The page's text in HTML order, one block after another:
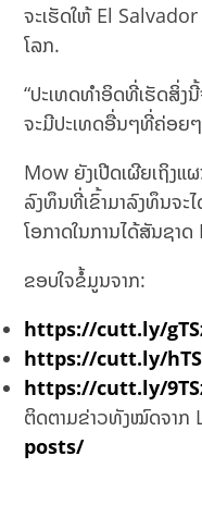
ຈະເຮັດໃຫ້ El Salvador
ໂລກ.
“ປະເທດທຳອິດທີ່ເຮັດສິ່ງ
ຈະມີປະເທດອື່ນໆທີ່ຄ່ອຍ
Mow ຍັງເປີດເຜີຍເຖິງ
ລົງທຶນທີ່ເຂົ້າມາລົງທຶນຈະ
ໂອກາດໃນການໄດ້ສັນຊາ
ຂອບໃຈຂໍ້ມູນຈາກ:
https://cutt.ly/
https://cutt.ly/
https://cutt.ly/
ຕິດຕາມຂ່າວທັງໝົດຈາກ
posts/